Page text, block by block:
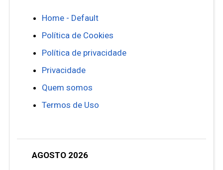
Home - Default
Política de Cookies
Política de privacidade
Privacidade
Quem somos
Termos de Uso
AGOSTO 2026